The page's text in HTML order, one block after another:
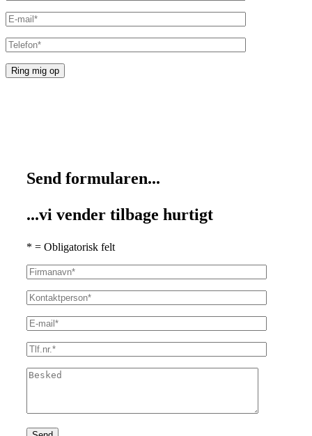
Send formularen...
...vi vender tilbage hurtigt
* = Obligatorisk felt